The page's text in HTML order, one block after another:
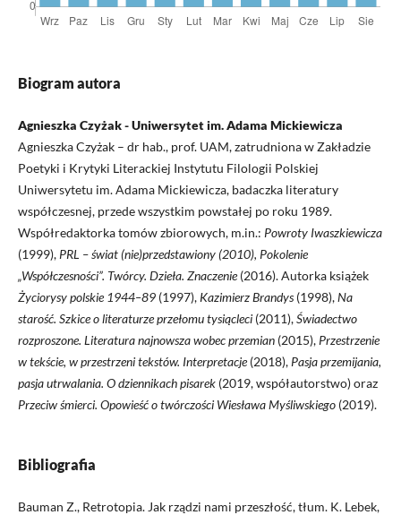
Biogram autora
Agnieszka Czyżak - Uniwersytet im. Adama Mickiewicza
Agnieszka Czyżak – dr hab., prof. UAM, zatrudniona w Zakładzie
Poetyki i Krytyki Literackiej Instytutu Filologii Polskiej
Uniwersytetu im. Adama Mickiewicza, badaczka literatury
współczesnej, przede wszystkim powstałej po roku 1989.
Współredaktorka tomów zbiorowych, m.in.: Powroty Iwaszkiewicza
(1999), PRL – świat (nie)przedstawiony (2010), Pokolenie
„Współczesności”. Twórcy. Dzieła. Znaczenie(2016). Autorka książek
Życiorysy polskie 1944–89(1997), Kazimierz Brandys(1998),Na
starość. Szkice o literaturze przełomu tysiącleci(2011),Świadectwo
rozproszone. Literatura najnowsza wobec przemian(2015), Przestrzenie
w tekście, w przestrzeni tekstów. Interpretacje(2018), Pasja przemijania,
pasja utrwalania. O dziennikach pisarek(2019, współautorstwo) oraz
Przeciw śmierci. Opowieść o twórczości Wiesława Myśliwskiego(2019).
Bibliografia
Bauman Z., Retrotopia. Jak rządzi nami przeszłość, tłum. K. Lebek,